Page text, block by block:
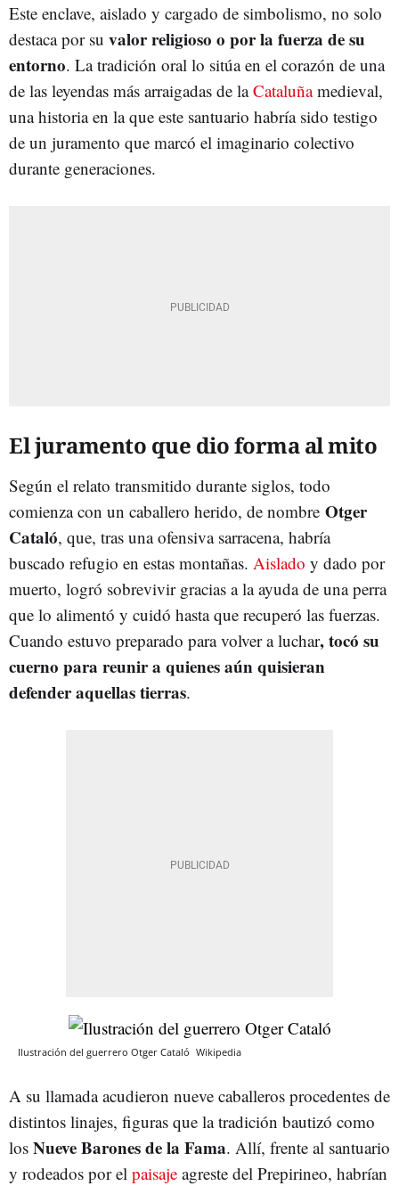
Este enclave, aislado y cargado de simbolismo, no solo
destaca por su valor religioso o por la fuerza de su
entorno. La tradición oral lo sitúa en el corazón de una
de las leyendas más arraigadas de laCataluñamedieval,
una historia en la que este santuario habría sido testigo
de un juramento que marcó el imaginario colectivo
durante generaciones.
El juramento que dio forma al mito
Según el relato transmitido durante siglos, todo
comienza con un caballero herido, de nombre Otger
Cataló, que, tras una ofensiva sarracena, habría
buscado refugio en estas montañas. Aislado y dado por
muerto, logró sobrevivir gracias a la ayuda de una perra
que lo alimentó y cuidó hasta que recuperó las fuerzas.
Cuando estuvo preparado para volver a luchar, tocó su
cuerno para reunir a quienes aún quisieran
defender aquellas tierras.
Ilustración del guerrero Otger Cataló Wikipedia
A su llamada acudieron nueve caballeros procedentes de
distintos linajes, figuras que la tradición bautizó como
los Nueve Barones de la Fama. Allí, frente al santuario
y rodeados por el paisaje agreste del Prepirineo, habrían